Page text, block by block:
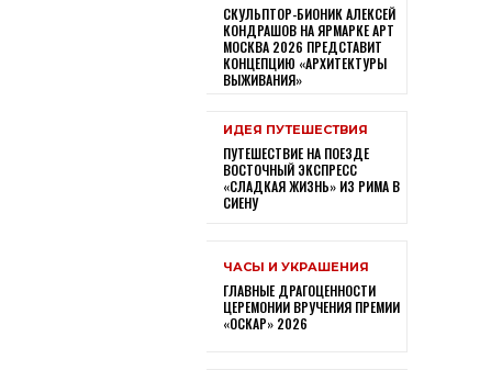
СКУЛЬПТОР-БИОНИК АЛЕКСЕЙ
КОНДРАШОВ НА ЯРМАРКЕ АРТ
МОСКВА 2026 ПРЕДСТАВИТ
КОНЦЕПЦИЮ «АРХИТЕКТУРЫ
ВЫЖИВАНИЯ»
ИДЕЯ ПУТЕШЕСТВИЯ
ПУТЕШЕСТВИЕ НА ПОЕЗДЕ
ВОСТОЧНЫЙ ЭКСПРЕСС
«СЛАДКАЯ ЖИЗНЬ» ИЗ РИМА В
СИЕНУ
ЧАСЫ И УКРАШЕНИЯ
ГЛАВНЫЕ ДРАГОЦЕННОСТИ
ЦЕРЕМОНИИ ВРУЧЕНИЯ ПРЕМИИ
«ОСКАР» 2026